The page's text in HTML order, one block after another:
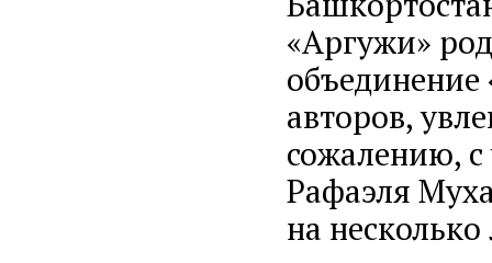
«Аргужи»
авторов,
сожалению,
Рафаэля
на